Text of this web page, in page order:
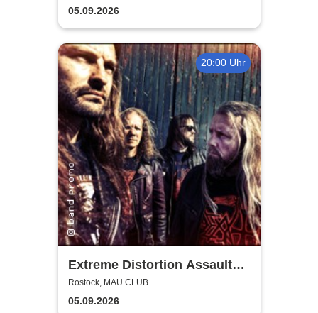
The Club
Rostock
05.09.2026
20:00 Uhr
Extreme Distortion Assault
XV
Rostock, MAU CLUB
05.09.2026